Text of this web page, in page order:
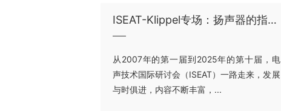
ISEAT-Klippel专场：扬声器的指向性测量
从2007年的第一届到2025年的第十届，电
声技术国际研讨会（ISEAT）一路走来，发展
与时俱进，内容不断丰富，...